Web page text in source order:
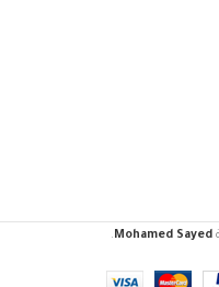
Mohamed Sayed
.